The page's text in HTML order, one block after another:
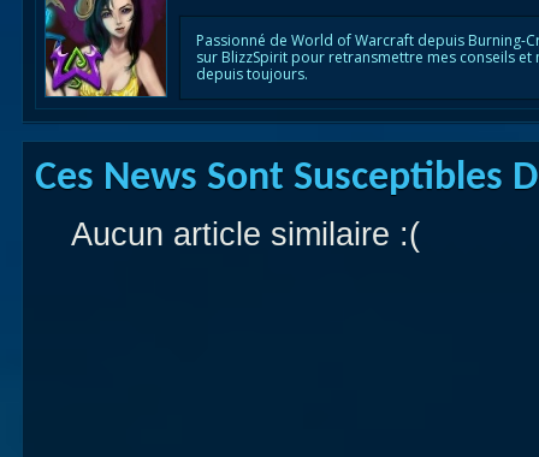
Passionné de World of Warcraft depuis Burning-
sur BlizzSpirit pour retransmettre mes conseils
depuis toujours.
Ces News Sont Susceptibles
Aucun article similaire :(